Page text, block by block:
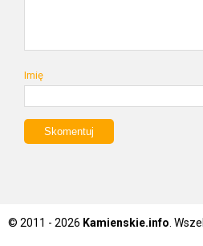
Imię
© 2011 - 2026 Kamienskie.info .